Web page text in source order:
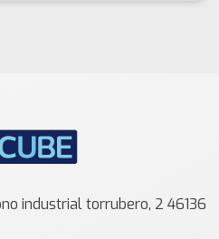
industrial torrubero, 2 46136